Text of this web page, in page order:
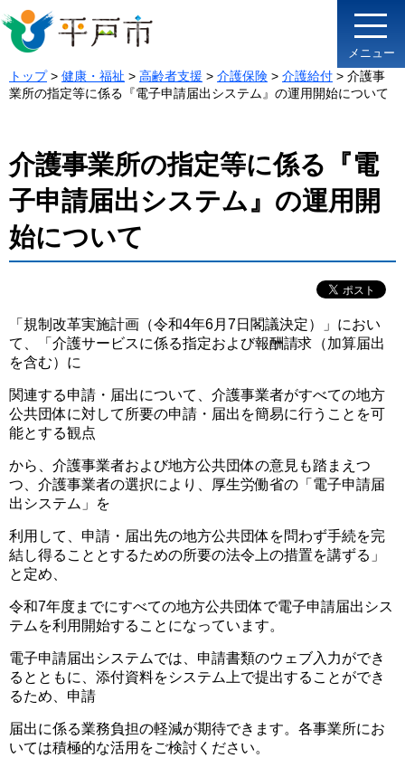
メニュー
トップ> 健康・福祉 > 高齢者支援 > 介護保険 > 介護給付 > 介護事
業所の指定等に係る『電子申請届出システム』の運用開始について
介護事業所の指定等に係る『電
子申請届出システム』の運用開
始について
「規制改革実施計画（令和4年6月7日閣議決定）」におい
て、「介護サービスに係る指定および報酬請求（加算届出
を含む）に
関連する申請・届出について、介護事業者がすべての地方
公共団体に対して所要の申請・届出を簡易に行うことを可
能とする観点
から、介護事業者および地方公共団体の意見も踏まえつ
つ、介護事業者の選択により、厚生労働省の「電子申請届
出システム」を
利用して、申請・届出先の地方公共団体を問わず手続を完
結し得ることとするための所要の法令上の措置を講ずる」
と定め、
令和7年度までにすべての地方公共団体で電子申請届出シス
テムを利用開始することになっています。
電子申請届出システムでは、申請書類のウェブ入力ができ
るとともに、添付資料をシステム上で提出することができ
るため、申請
届出に係る業務負担の軽減が期待できます。各事業所にお
いては積極的な活用をご検討ください。